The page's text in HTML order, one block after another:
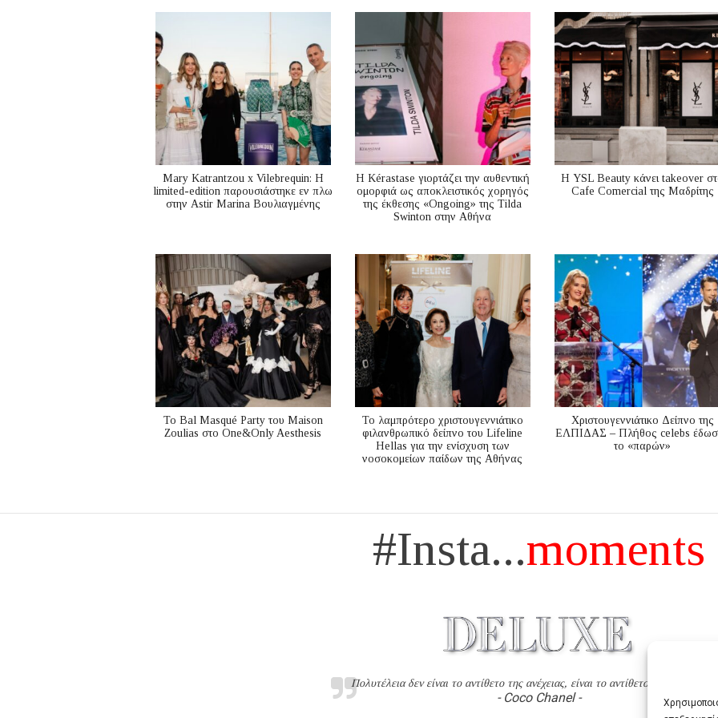
Mary Katrantzou x Vilebrequin: Η
limited-edition παρουσιάστηκε εν πλω
στην Astir Marina Βουλιαγμένης
Η Kérastase γιορτάζει την αυθεντική
ομορφιά ως αποκλειστικός χορηγός
της έκθεσης «Ongoing» της Tilda
Swinton στην Αθήνα
Η YSL Beauty κάνει takeover
Cafe Comercial της Μαδρίτης
Το Bal Masqué Party του Maison
Zoulias στο One&Only Aesthesis
Το λαμπρότερο χριστουγεννιάτικο
φιλανθρωπικό δείπνο του Lifeline
Hellas για την ενίσχυση των
νοσοκομείων παίδων της Αθήνας
Χριστουγεννιάτικο Δείπνο της
ΕΛΠΙΔΑΣ – Πλήθος celebs
το «παρών»
#Insta...moments
Πολυτέλεια δεν είναι το αντίθετο της ανέχειας, είναι το αντίθετο της
- Coco Chanel -